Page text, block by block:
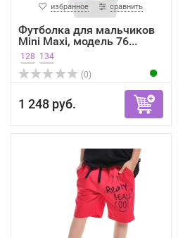
избранное сравнить
Футболка для мальчиков
Mini Maxi, модель 76...
128 134
(0)
1 248 руб.